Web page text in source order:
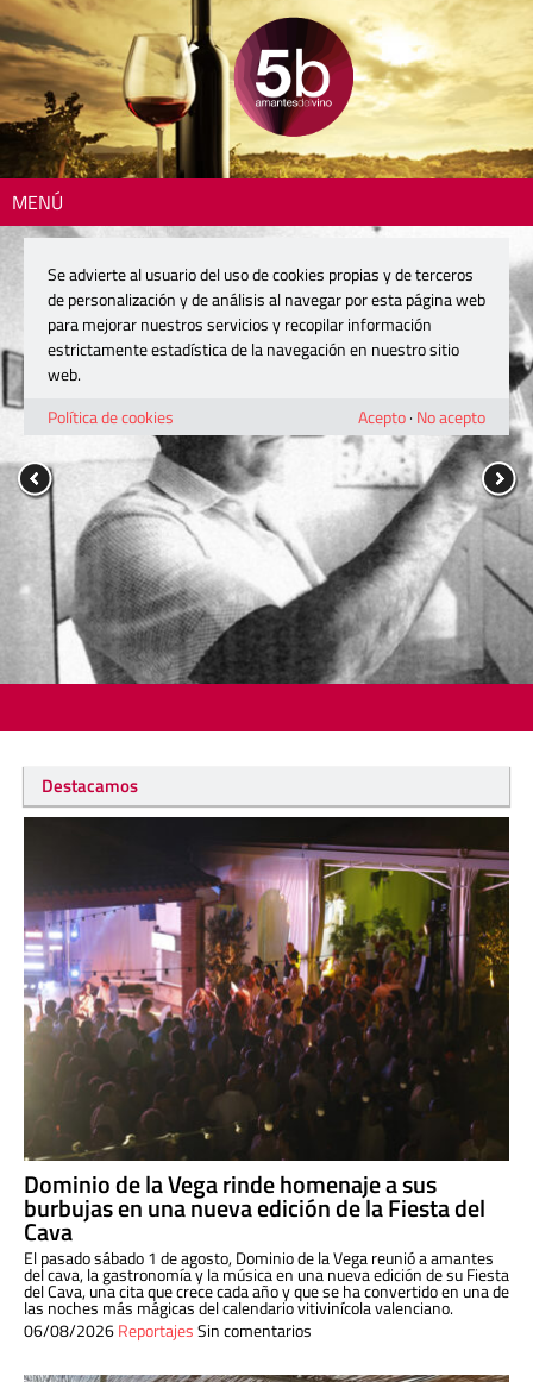
MENÚ
Destacamos
Dominio de la Vega rinde homenaje a sus
burbujas en una nueva edición de la Fiesta del
Cava
El pasado sábado 1 de agosto, Dominio de la Vega reunió a amantes
del cava, la gastronomía y la música en una nueva edición de su Fiesta
del Cava, una cita que crece cada año y que se ha convertido en una de
las noches más mágicas del calendario vitivinícola valenciano.
06/08/2026ReportajesSin comentarios
Se advierte al usuario del uso de cookies propias y de terceros
de personalización y de análisis al navegar por esta página web
para mejorar nuestros servicios y recopilar información
estrictamente estadística de la navegación en nuestro sitio
web.
Política de cookies
Acepto· No acepto